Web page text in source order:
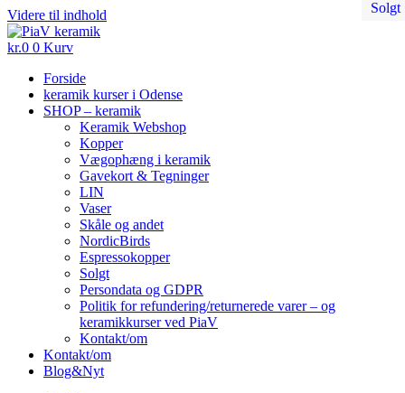
Videre til indhold
kr.0 0 Kurv
Forside
keramik kurser i Odense
SHOP – keramik
Keramik Webshop
Kopper
Vægophæng i keramik
Gavekort & Tegninger
LIN
Vaser
Skåle og andet
NordicBirds
Espressokopper
Solgt
Persondata og GDPR
Politik for refundering/returnerede varer – og
keramikkurser ved PiaV
Kontakt/om
Kontakt/om
Blog&Nyt
Solgt
Solgt
Solgt
Solgt
Solgt